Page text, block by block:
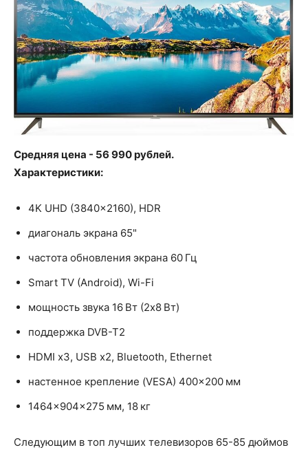
Средняя цена - 56 990 рублей.
Характеристики:
4K UHD (3840x2160), HDR
диагональ экрана 65"
частота обновления экрана 60 Гц
Smart TV (Android), Wi-Fi
мощность звука 16 Вт (2х8 Вт)
поддержка DVB-T2
HDMI x3, USB x2, Bluetooth, Ethernet
настенное крепление (VESA) 400×200 мм
1464x904x275 мм, 18 кг
Следующим в топ лучших телевизоров 65-85 дюймов